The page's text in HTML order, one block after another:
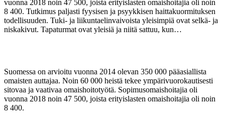
vuonna 2018 noin 47 500, joista erityislasten omaishoitajia oli noin
8 400. Tutkimus paljasti fyysisen ja psyykkisen haittakuormituksen
todellisuuden. Tuki- ja liikuntaelinvaivoista yleisimpiä ovat selkä- ja
niskakivut. Tapaturmat ovat yleisiä ja niitä sattuu, kun…
Suomessa on arvioitu vuonna 2014 olevan 350 000 pääasiallista
omaisten auttajaa. Noin 60 000 heistä tekee ympärivuorokautisesti
sitovaa ja vaativaa omaishoitotyötä. Sopimusomaishoitajia oli
vuonna 2018 noin 47 500, joista erityislasten omaishoitajia oli noin
8 400.